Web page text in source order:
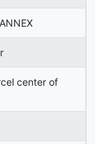
center of